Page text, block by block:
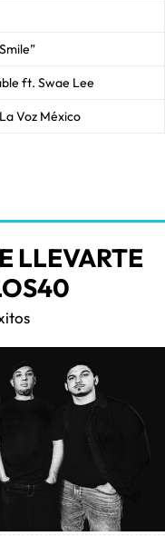
ft. Swae Lee
Voz México
LLEVARTE